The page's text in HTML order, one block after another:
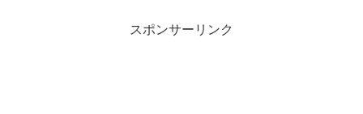
スポンサーリンク